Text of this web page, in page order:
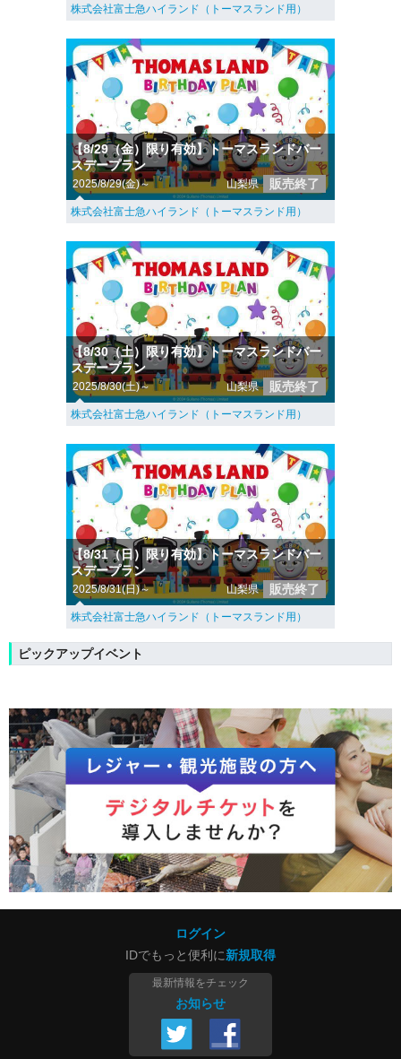
株式会社富士急ハイランド（トーマスランド用）
【8/29（金）限り有効】トーマスランドバー
スデープラン
2025/8/29(金)～ 山梨県 販売終了
株式会社富士急ハイランド（トーマスランド用）
【8/30（土）限り有効】トーマスランドバー
スデープラン
2025/8/30(土)～ 山梨県 販売終了
株式会社富士急ハイランド（トーマスランド用）
【8/31（日）限り有効】トーマスランドバー
スデープラン
2025/8/31(日)～ 山梨県 販売終了
株式会社富士急ハイランド（トーマスランド用）
ピックアップイベント
ログイン
IDでもっと便利に新規取得
最新情報をチェック
お知らせ